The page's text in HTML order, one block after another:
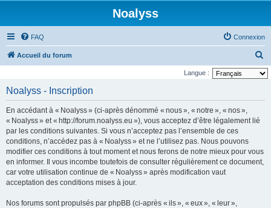
Noalyss
FAQ Connexion
Accueil du forum
e
Langue :
Noalyss - Inscription
En accédant à « Noalyss » (ci-après dénommé « nous », « notre », « nos »,
« Noalyss » et « http://forum.noalyss.eu »), vous acceptez d’être légalement lié
par les conditions suivantes. Si vous n’acceptez pas l’ensemble de ces
conditions, n’accédez pas à « Noalyss » et ne l’utilisez pas. Nous pouvons
modifier ces conditions à tout moment et nous ferons de notre mieux pour vous
en informer. Il vous incombe toutefois de consulter régulièrement ce document,
car votre utilisation continue de « Noalyss » après modification vaut
acceptation des conditions mises à jour.
Nos forums sont propulsés par phpBB (ci-après « ils », « eux », « leur »,